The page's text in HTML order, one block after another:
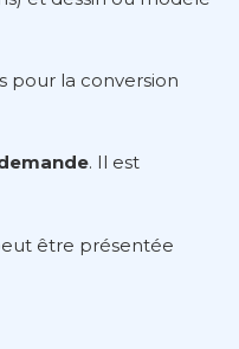
pour la conversion
. Il est
être présentée